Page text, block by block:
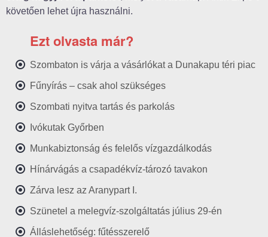
követően lehet újra használni.
Ezt olvasta már?
Szombaton is várja a vásárlókat a Dunakapu téri piac
Fűnyírás – csak ahol szükséges
Szombati nyitva tartás és parkolás
Ivókutak Győrben
Munkabiztonság és felelős vízgazdálkodás
Hínárvágás a csapadékvíz-tározó tavakon
Zárva lesz az Aranypart I.
Szünetel a melegvíz-szolgáltatás július 29-én
Álláslehetőség: fűtésszerelő